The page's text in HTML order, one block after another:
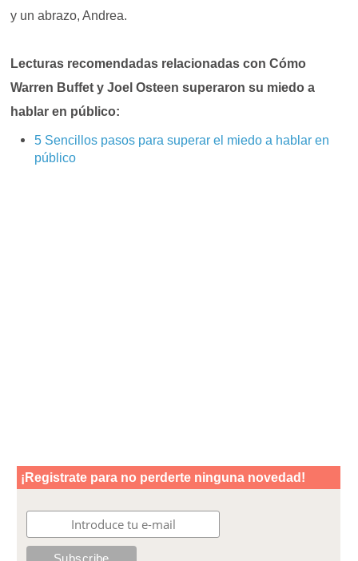
y un abrazo, Andrea.
Lecturas recomendadas relacionadas con Cómo
Warren Buffet y Joel Osteen superaron su miedo a
hablar en público:
5 Sencillos pasos para superar el miedo a hablar en
público